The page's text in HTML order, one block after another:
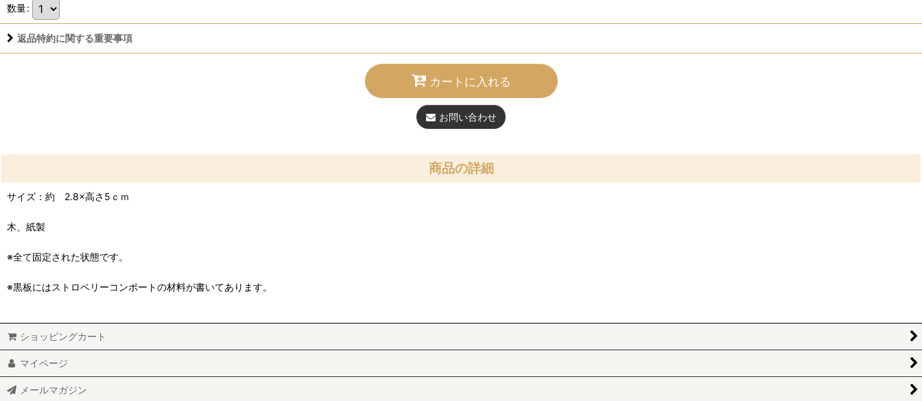
数量:
返品特約に関する重要事項
カートに入れる
お問い合わせ
商品の詳細
サイズ：約 2.8×高さ5ｃｍ
木、紙製
※全て固定された状態です。
※黒板にはストロベリーコンポートの材料が書いてあります。
ショッピングカート
マイページ
メールマガジン